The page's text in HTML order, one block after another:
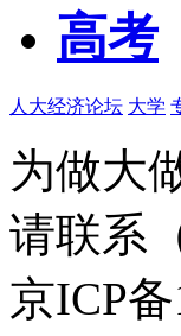
高考
人大经济论坛 大学
为做大
请联系
京ICP